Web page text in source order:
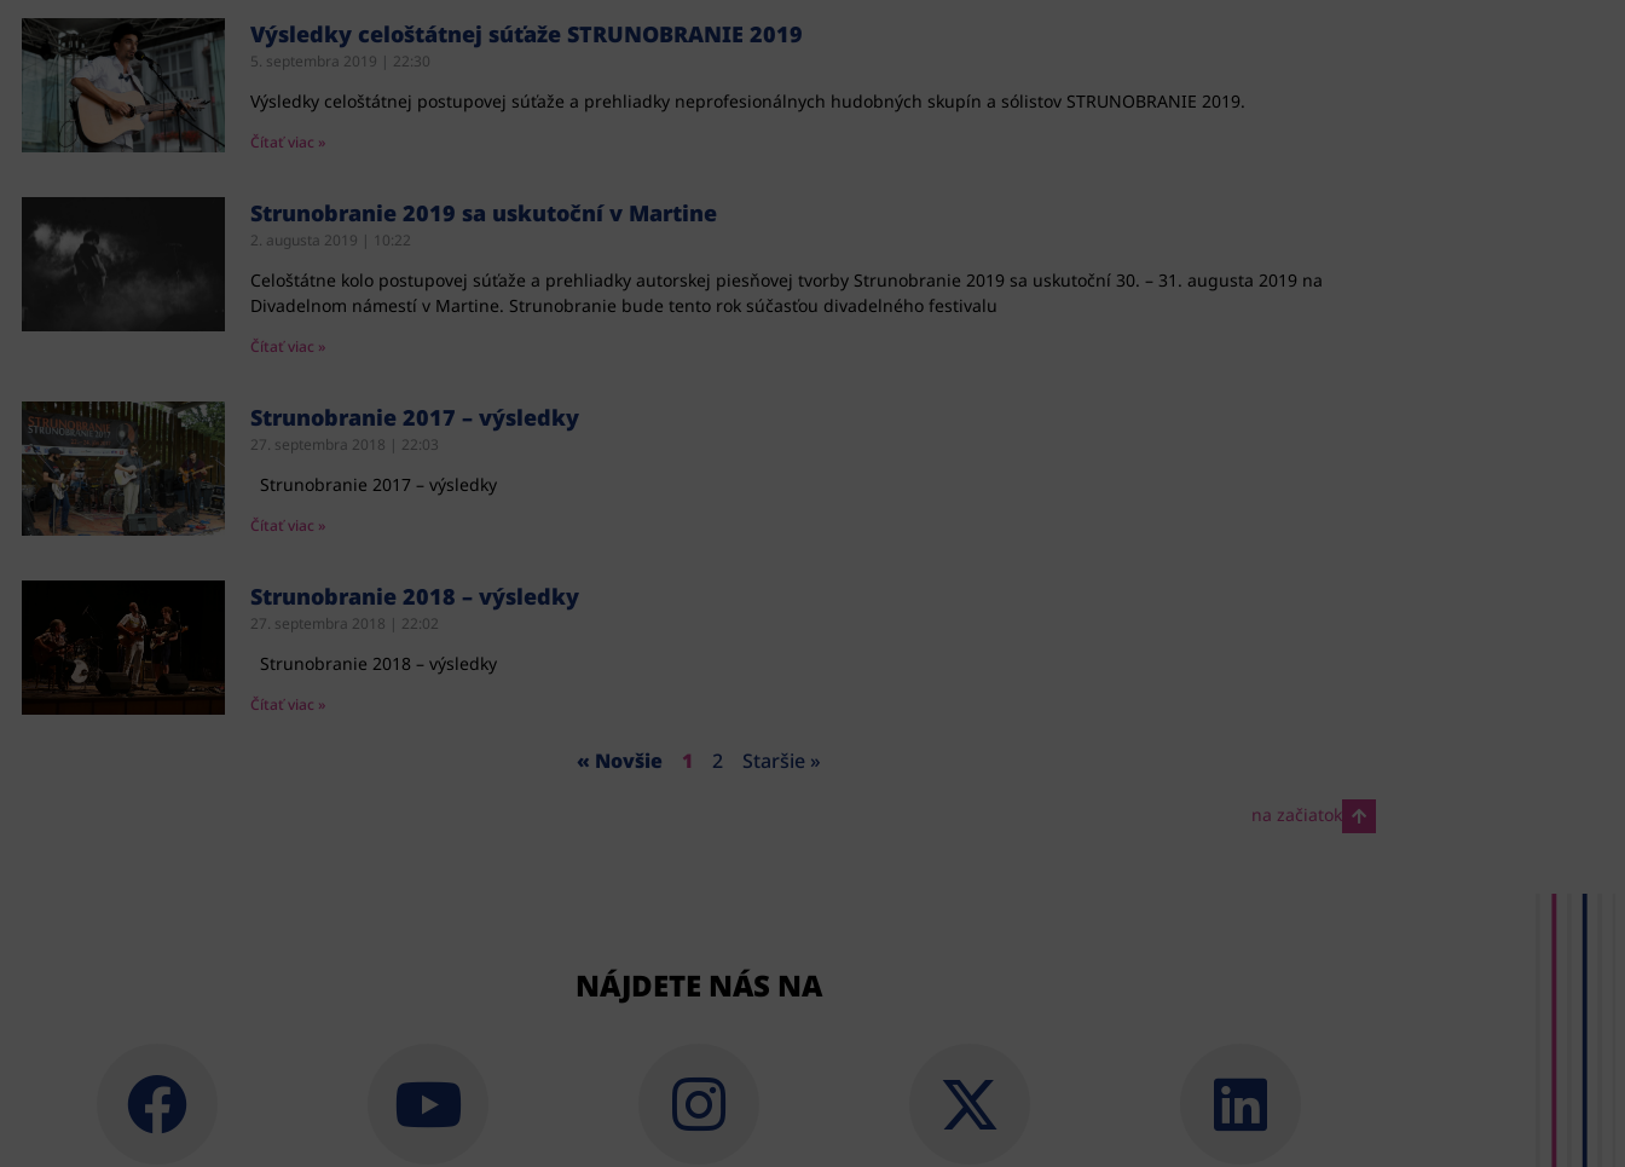
Výsledky celoštátnej súťaže STRUNOBRANIE 2019
5. septembra 2019 22:30
Výsledky celoštátnej postupovej súťaže a prehliadky neprofesionálnych hudobných skupín a sólistov STRUNOBRANIE 2019.
Čítať viac »
Strunobranie 2019 sa uskutoční v Martine
2. augusta 2019 10:22
Celoštátne kolo postupovej súťaže a prehliadky autorskej piesňovej tvorby Strunobranie 2019 sa uskutoční 30. – 31. augusta 2019 na
Divadelnom námestí v Martine. Strunobranie bude tento rok súčasťou divadelného festivalu
Čítať viac »
Strunobranie 2017 – výsledky
27. septembra 2018 22:03
Strunobranie 2017 – výsledky
Čítať viac »
Strunobranie 2018 – výsledky
27. septembra 2018 22:02
Strunobranie 2018 – výsledky
Čítať viac »
« Novšie 1 2 Staršie »
na začiatok
NÁJDETE NÁS NA